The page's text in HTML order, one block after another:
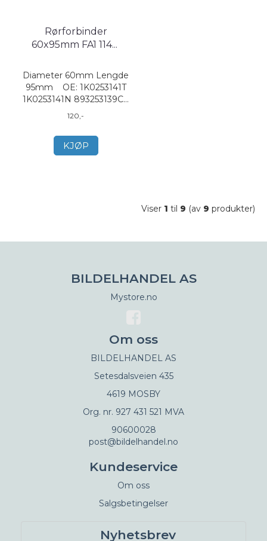
Rørforbinder
60x95mm FA1 114...
Diameter 60mm Lengde
95mm OE: 1K0253141T
1K0253141N 893253139C...
120,-
KJØP
Viser 1 til 9 (av 9 produkter)
BILDELHANDEL AS
Mystore.no
Om oss
BILDELHANDEL AS
Setesdalsveien 435
4619 MOSBY
Org. nr. 927 431 521 MVA
90600028
post@bildelhandel.no
Kundeservice
Om oss
Salgsbetingelser
Nyhetsbrev